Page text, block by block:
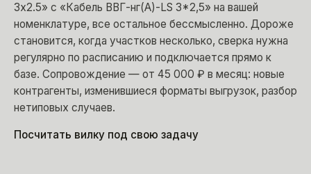
3х2.5» с «Кабель ВВГ-нг(А)-LS 3*2,5» на вашей
номенклатуре, все остальное бессмысленно. Дороже
становится, когда участков несколько, сверка нужна
регулярно по расписанию и подключается прямо к
базе. Сопровождение — от 45 000 ₽ в месяц: новые
контрагенты, изменившиеся форматы выгрузок, разбор
нетиповых случаев.
Посчитать вилку под свою задачу